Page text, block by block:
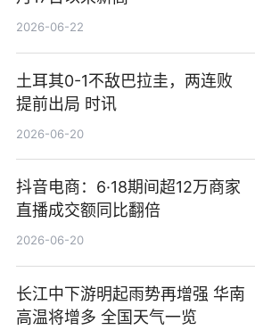
2026-06-22
土耳其0-1不敌巴拉圭，两连败
提前出局 时讯
2026-06-20
抖音电商：6·18期间超12万商家
直播成交额同比翻倍
2026-06-20
长江中下游明起雨势再增强 华南
高温将增多 全国天气一览